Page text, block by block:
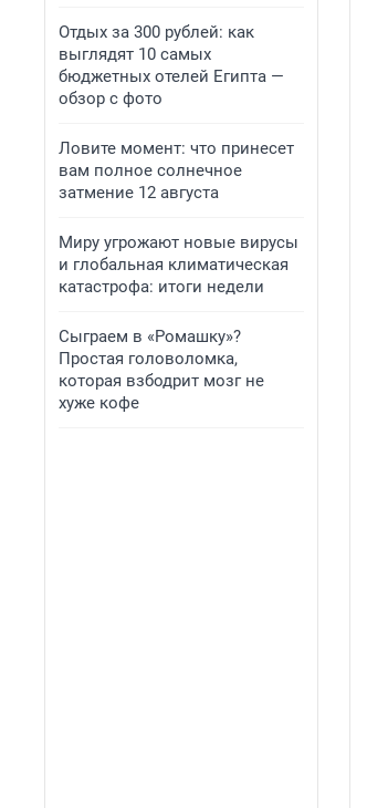
Отдых за 300 рублей: как
выглядят 10 самых
бюджетных отелей Египта —
обзор с фото
Ловите момент: что принесет
вам полное солнечное
затмение 12 августа
Миру угрожают новые вирусы
и глобальная климатическая
катастрофа: итоги недели
Сыграем в «Ромашку»?
Простая головоломка,
которая взбодрит мозг не
хуже кофе